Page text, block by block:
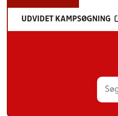
UDVIDET KAMPSØGNING